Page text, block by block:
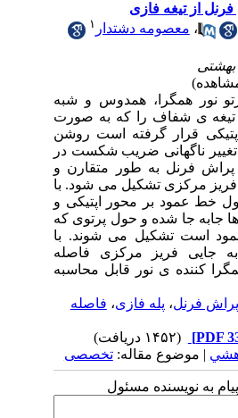
از تیغه فازی
،معصومه دشتدار۱
نور همگرا، همدوس و شبه
ی شفاف را که به صورت
قرار گرفته است روشن
ناگهانی ضریب شکست در
فرنل به طور متقارن و
مرکزی تشکیل می شود. با
خط عمود بر محور اپتیکی و
جابه جا شده و حول پرتوی که
است تشکیل می شوند. با
جایی فریز مرکزی فاصله
کننده ی نور قابل محاسبه
فرنل،پله فازی،فاصله
| موضوع مقاله:تخصصی
به نویسنده مسئول